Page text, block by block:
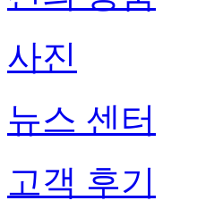
사진
뉴스 센터
고객 후기